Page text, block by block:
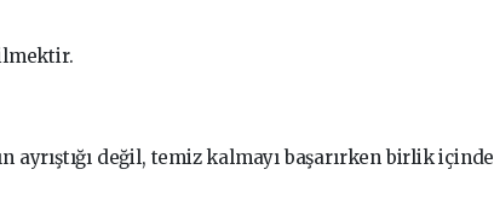
ayrıştığı değil, temiz kalmayı başarırken birlik içinde